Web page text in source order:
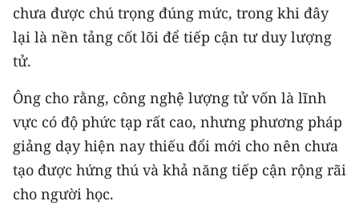
Trung du và miền núi phía Bắc
Đồng bằng sông Hồng
Bắc Trung Bộ
Duyên hải Nam Trung Bộ và Tây
Nguyên
Đông Nam Bộ
chưa được chú trọng đúng mức, trong khi đây
lại là nền tảng cốt lõi để tiếp cận tư duy lượng
tử.
Ông cho rằng, công nghệ lượng tử vốn là lĩnh
vực có độ phức tạp rất cao, nhưng phương pháp
giảng dạy hiện nay thiếu đổi mới cho nên chưa
tạo được hứng thú và khả năng tiếp cận rộng rãi
cho người học.